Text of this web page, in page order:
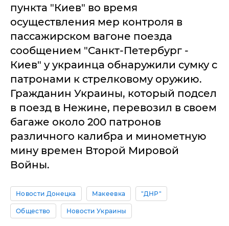
пункта "Киев" во время
осуществления мер контроля в
пассажирском вагоне поезда
сообщением "Санкт-Петербург -
Киев" у украинца обнаружили сумку с
патронами к стрелковому оружию.
Гражданин Украины, который подсел
в поезд в Нежине, перевозил в своем
багаже около 200 патронов
различного калибра и минометную
мину времен Второй Мировой
Войны.
Новости Донецка Макеевка "ДНР"
Общество Новости Украины